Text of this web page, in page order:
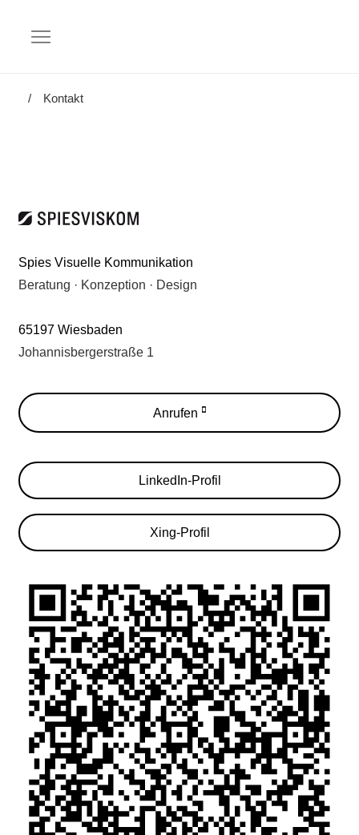
Kontakt
Spies Visuelle Kommunikation
Beratung · Konzeption · Design
65197 Wiesbaden
Johannisbergerstraße 1
Anrufen
LinkedIn-Profil
Xing-Profil